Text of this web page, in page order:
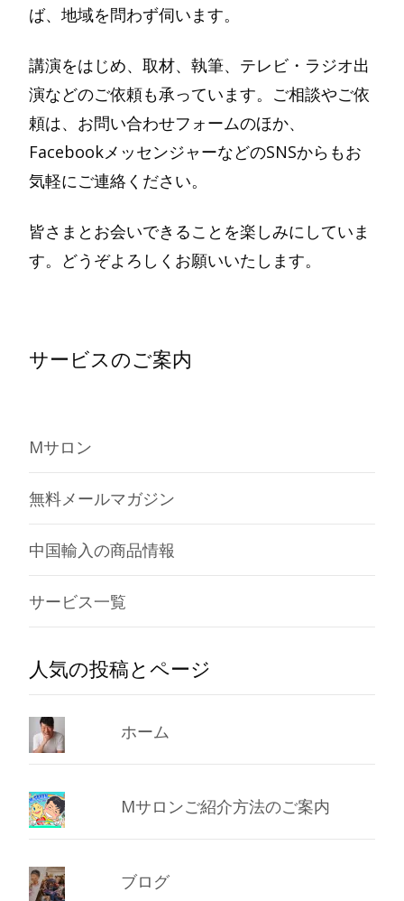
ば、地域を問わず伺います。
講演をはじめ、取材、執筆、テレビ・ラジオ出
演などのご依頼も承っています。ご相談やご依
頼は、お問い合わせフォームのほか、
FacebookメッセンジャーなどのSNSからもお
気軽にご連絡ください。
皆さまとお会いできることを楽しみにしていま
す。どうぞよろしくお願いいたします。
サービスのご案内
Mサロン
無料メールマガジン
中国輸入の商品情報
サービス一覧
人気の投稿とページ
ホーム
Mサロンご紹介方法のご案内
ブログ